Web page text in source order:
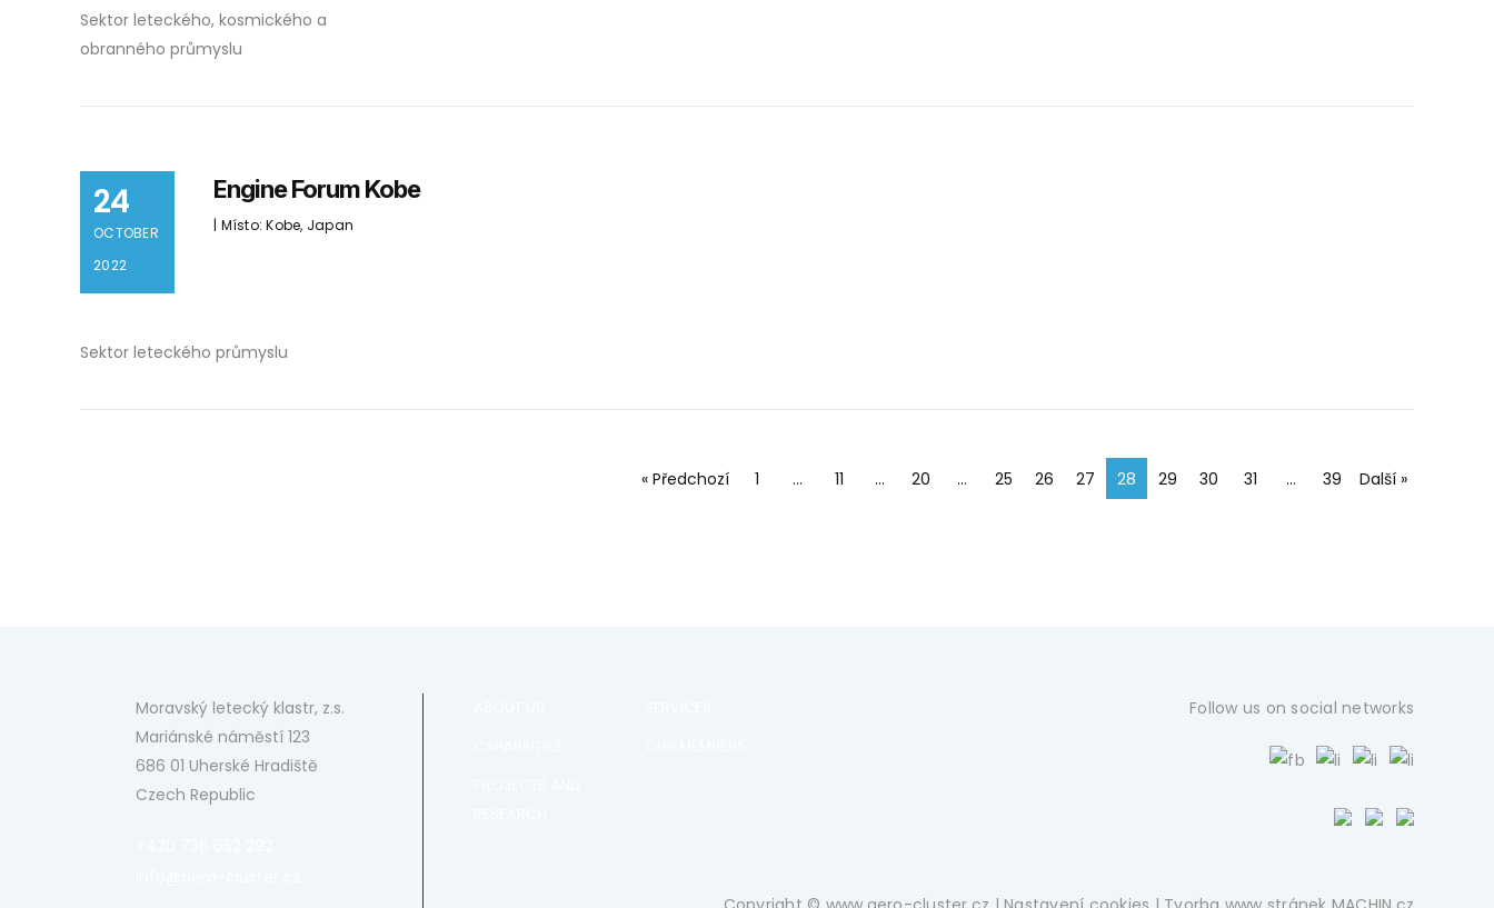
Sektor leteckého, kosmického a
obranného průmyslu
24
OCTOBER
2022
Engine Forum Kobe
| Místo: Kobe, Japan
Sektor leteckého průmyslu
« Předchozí 1 … 11 … 20 … 25 26 27 28 29 30 31 … 39 Další »
Moravský letecký klastr, z.s.
Mariánské náměstí 123
686 01 Uherské Hradiště
Czech Republic
Follow us on social networks